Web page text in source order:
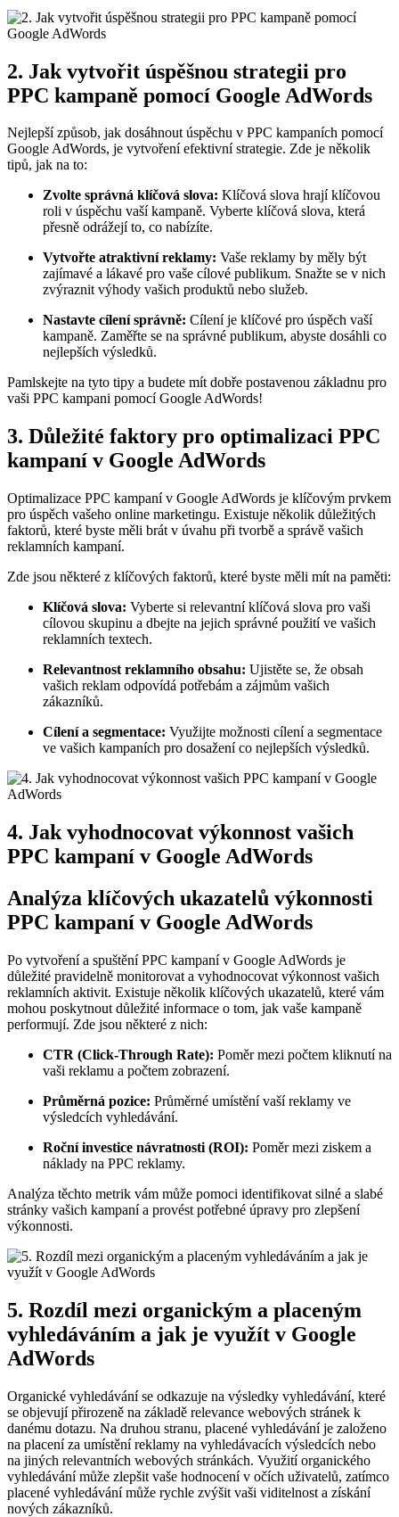
2. Jak vytvořit úspěšnou strategii pro
PPC kampaně pomocí Google AdWords
Nejlepší způsob, jak dosáhnout úspěchu v PPC kampaních pomocí
Google AdWords, je vytvoření efektivní strategie. Zde je několik
tipů, jak na to:
Zvolte správná klíčová slova: Klíčová slova hrají klíčovou
roli v úspěchu vaší kampaně. Vyberte klíčová slova, která
přesně odrážejí to, co nabízíte.
Vytvořte atraktivní reklamy: Vaše reklamy by měly být
zajímavé a lákavé pro vaše cílové publikum. Snažte se v nich
zvýraznit výhody vašich produktů nebo služeb.
Nastavte cílení správně: Cílení je klíčové pro úspěch vaší
kampaně. Zaměřte se na správné publikum, abyste dosáhli co
nejlepších výsledků.
Pamlskejte na tyto tipy a budete mít dobře postavenou základnu pro
vaši PPC kampani pomocí Google AdWords!
3. Důležité faktory pro optimalizaci PPC
kampaní v Google AdWords
Optimalizace PPC kampaní v Google AdWords je klíčovým prvkem
pro úspěch vašeho online marketingu. Existuje několik důležitých
faktorů, které byste měli brát v úvahu při tvorbě a správě vašich
reklamních kampaní.
Zde jsou některé z klíčových faktorů, které byste měli mít na paměti:
Klíčová slova: Vyberte si relevantní klíčová slova pro vaši
cílovou skupinu a dbejte na jejich správné použití ve vašich
reklamních textech.
Relevantnost reklamního obsahu: Ujistěte se, že obsah
vašich reklam odpovídá potřebám a zájmům vašich
zákazníků.
Cílení a segmentace: Využijte možnosti cílení a segmentace
ve vašich kampaních pro dosažení co nejlepších výsledků.
4. Jak vyhodnocovat výkonnost vašich
PPC kampaní v Google AdWords
Analýza klíčových ukazatelů výkonnosti
PPC kampaní v Google AdWords
Po vytvoření a spuštění PPC kampaní v Google AdWords je
důležité pravidelně monitorovat a vyhodnocovat výkonnost vašich
reklamních aktivit. Existuje několik klíčových ukazatelů, které vám
mohou poskytnout důležité informace o tom, jak vaše kampaně
performují. Zde jsou některé z nich:
CTR (Click-Through Rate): Poměr mezi počtem kliknutí na
vaši reklamu a počtem zobrazení.
Průměrná pozice: Průměrné umístění vaší reklamy ve
výsledcích vyhledávání.
Roční investice návratnosti (ROI): Poměr mezi ziskem a
náklady na PPC reklamy.
Analýza těchto metrik vám může pomoci identifikovat silné a slabé
stránky vašich kampaní a provést potřebné úpravy pro zlepšení
výkonnosti.
5. Rozdíl mezi organickým a placeným
vyhledáváním a jak je využít v Google
AdWords
Organické vyhledávání se odkazuje na výsledky vyhledávání, které
se objevují přirozeně na základě relevance webových stránek k
danému dotazu. Na druhou stranu, placené vyhledávání je založeno
na placení za umístění reklamy na vyhledávacích výsledcích nebo
na jiných relevantních webových stránkách. Využití organického
vyhledávání může zlepšit vaše hodnocení v očích uživatelů, zatímco
placené vyhledávání může rychle zvýšit vaši viditelnost a získání
nových zákazníků.